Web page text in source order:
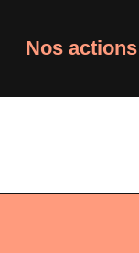
Nos actions